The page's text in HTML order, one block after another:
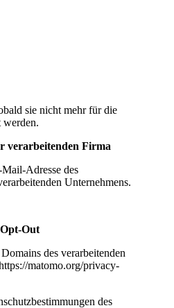
sie nicht mehr für die
werden.
verarbeitenden Firma
Adresse des
Unternehmens.
Out
des verarbeitenden
matomo.org/privacy-
des